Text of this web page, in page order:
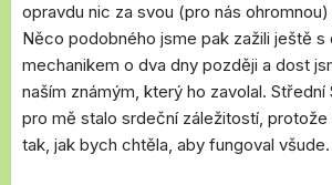
opravdu nic za svou (pro nás
Něco podobného jsme pak zažili ještě s
mechanikem o dva dny později a dost
naším známým, který ho zavolal.
pro mě stalo srdeční záležitostí,
tak, jak bych chtěla, aby fungoval všude.